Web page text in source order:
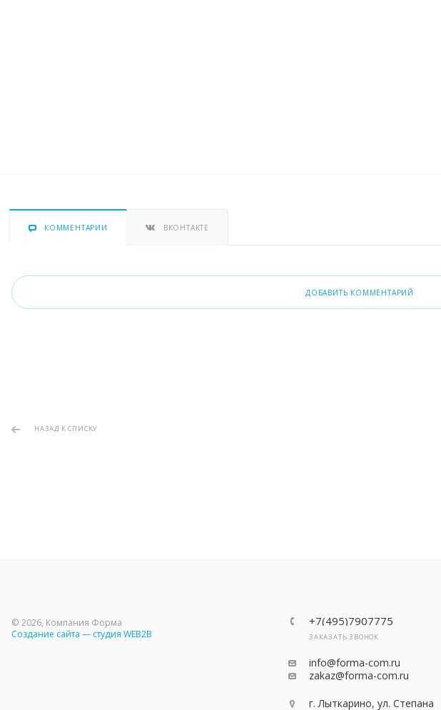
КОММЕНТАРИИ ВКОНТАКТЕ
ДОБАВИТЬ КОММЕНТАРИЙ
НАЗАД К СПИСКУ
© 2026, Компания Форма
Создание сайта — студия WEB2B
+7(495)7907775
ЗАКАЗАТЬ ЗВОНОК
info@forma-com.ru
zakaz@forma-com.ru
г. Лыткарино, ул. Степана